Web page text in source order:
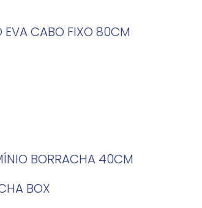
EVA CABO FIXO 80CM
BORRACHA 40CM
BOX